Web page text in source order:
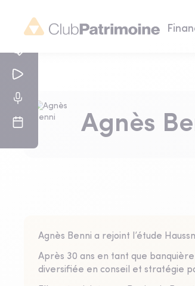
Agnès
Agnès Benni a rejoint l’étude
Après 30 ans en tant que
diversifiée en conseil et stratégie